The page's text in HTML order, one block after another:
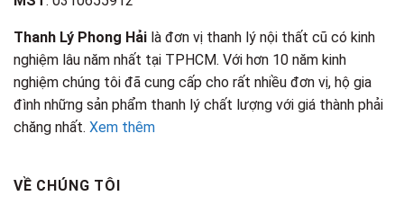
Thanh Lý Phong Hải là đơn vị thanh lý nội thất cũ có kinh
nghiệm lâu năm nhất tại TPHCM. Với hơn 10 năm kinh
nghiệm chúng tôi đã cung cấp cho rất nhiều đơn vị, hộ gia
đình những sản phẩm thanh lý chất lượng với giá thành phải
chăng nhất. Xem thêm
VỀ CHÚNG TÔI